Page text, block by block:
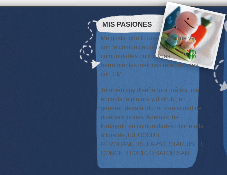
MIS PASIONES
Me gusta todo lo que tenga que ver
con la comunicación social, las
comunidades online y las
herramientas métricas relacionadas
con CM.
También soy diseñadora gráfica, me
encanta la pintura y disfruto, en
general, desatando mi creatividad de
diversas formas. Además, he
trabajado en comunidades online a la
altura de JUEGOSDB,
REVOGAMERS, LAPS3, STARRISER,
CONCIERTOS10 O SATORISAN.